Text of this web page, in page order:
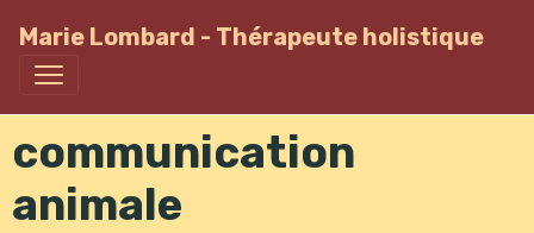
Marie Lombard - Thérapeute holistique
communication
animale